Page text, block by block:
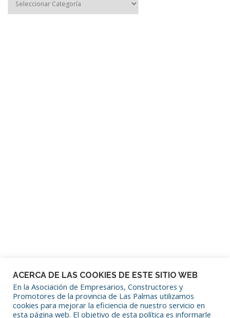
SÍGUENOS EN REDES SOCIALES
ACERCA DE LAS COOKIES DE ESTE SITIO WEB
En la Asociación de Empresarios, Constructores y
Promotores de la provincia de Las Palmas utilizamos
cookies para mejorar la eficiencia de nuestro servicio en
esta página web. El objetivo de esta política es informarle